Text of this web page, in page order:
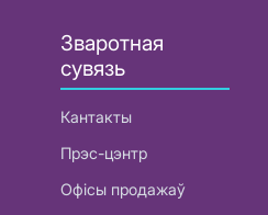
Зваротная
сувязь
Кантакты
Прэс-цэнтр
Офісы продажаў